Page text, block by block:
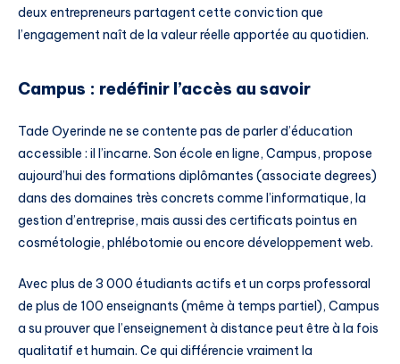
deux entrepreneurs partagent cette conviction que
l’engagement naît de la valeur réelle apportée au quotidien.
Campus : redéfinir l’accès au savoir
Tade Oyerinde ne se contente pas de parler d’éducation
accessible : il l’incarne. Son école en ligne, Campus, propose
aujourd’hui des formations diplômantes (associate degrees)
dans des domaines très concrets comme l’informatique, la
gestion d’entreprise, mais aussi des certificats pointus en
cosmétologie, phlébotomie ou encore développement web.
Avec plus de 3 000 étudiants actifs et un corps professoral
de plus de 100 enseignants (même à temps partiel), Campus
a su prouver que l’enseignement à distance peut être à la fois
qualitatif et humain. Ce qui différencie vraiment la